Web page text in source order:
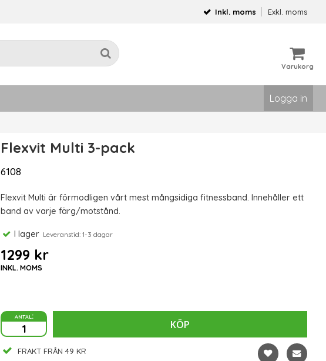
Inkl. moms Exkl. moms
Varukorg
Logga in
Flexvit Multi 3-pack
6108
Flexvit Multi är förmodligen vårt mest mångsidiga fitnessband. Innehåller ett
band av varje färg/motstånd.
I lagerLeveranstid: 1-3 dagar
1299 kr
INKL. MOMS
antal:
KÖP
FRAKT FRÅN 49 KR